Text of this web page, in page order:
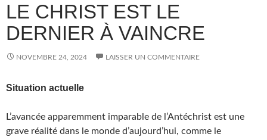
LE CHRIST EST LE
DERNIER À VAINCRE
NOVEMBRE 24, 2024 LAISSER UN COMMENTAIRE
Situation actuelle
L’avancée apparemment imparable de l’Antéchrist est une
grave réalité dans le monde d’aujourd’hui, comme le